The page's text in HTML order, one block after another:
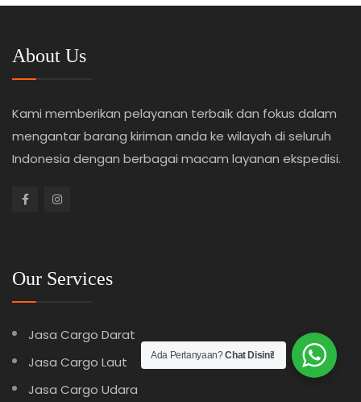
About Us
Kami memberikan pelayanan terbaik dan fokus dalam
mengantar barang kiriman anda ke wilayah di seluruh
Indonesia dengan berbagai macam layanan ekspedisi.
Our Services
Jasa Cargo Darat
Jasa Cargo Laut
Jasa Cargo Udara
Ada Pertanyaan?Chat Disini!